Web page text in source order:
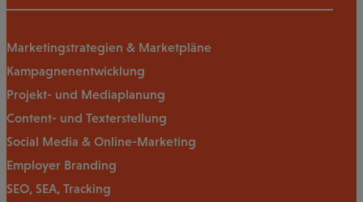
Marketingstrategien & Marketpläne
Kampagnenentwicklung
Projekt- und Mediaplanung
Content- und Texterstellung
Social Media & Online-Marketing
Employer Branding
SEO, SEA, Tracking